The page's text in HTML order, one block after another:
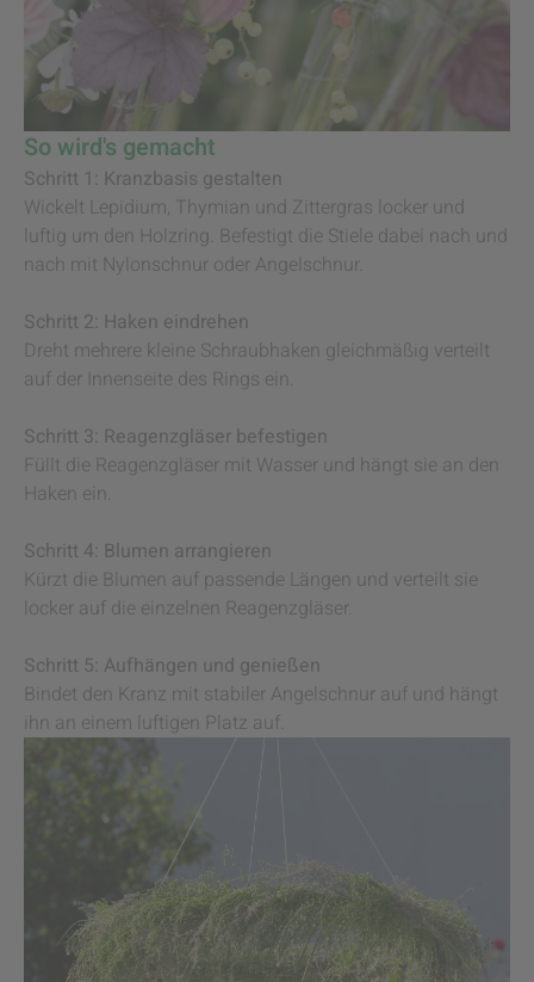
So wird's gemacht
Schritt 1: Kranzbasis gestalten
Wickelt Lepidium, Thymian und Zittergras locker und
luftig um den Holzring. Befestigt die Stiele dabei nach und
nach mit Nylonschnur oder Angelschnur.
Schritt 2: Haken eindrehen
Dreht mehrere kleine Schraubhaken gleichmäßig verteilt
auf der Innenseite des Rings ein.
Schritt 3: Reagenzgläser befestigen
Füllt die Reagenzgläser mit Wasser und hängt sie an den
Haken ein.
Schritt 4: Blumen arrangieren
Kürzt die Blumen auf passende Längen und verteilt sie
locker auf die einzelnen Reagenzgläser.
Schritt 5: Aufhängen und genießen
Bindet den Kranz mit stabiler Angelschnur auf und hängt
ihn an einem luftigen Platz auf.